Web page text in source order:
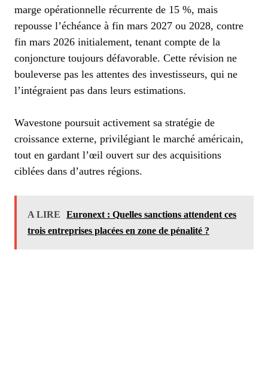
marge opérationnelle récurrente de 15 %, mais
repousse l’échéance à fin mars 2027 ou 2028, contre
fin mars 2026 initialement, tenant compte de la
conjoncture toujours défavorable. Cette révision ne
bouleverse pas les attentes des investisseurs, qui ne
l’intégraient pas dans leurs estimations.
Wavestone poursuit activement sa stratégie de
croissance externe, privilégiant le marché américain,
tout en gardant l’œil ouvert sur des acquisitions
ciblées dans d’autres régions.
A LIRE
Euronext : Quelles sanctions attendent ces
trois entreprises placées en zone de pénalité ?